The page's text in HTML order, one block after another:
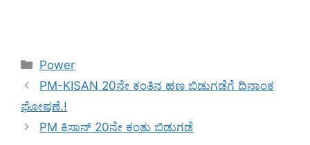
Categories
Power
PM-KISAN 20ನೇ ಕಂತಿನ ಹಣ ಬಿಡುಗಡೆಗೆ ದಿನಾಂಕ
ಘೋಷಣೆ.!
PM ಕಿಸಾನ್ 20ನೇ ಕಂತು ಬಿಡುಗಡೆ